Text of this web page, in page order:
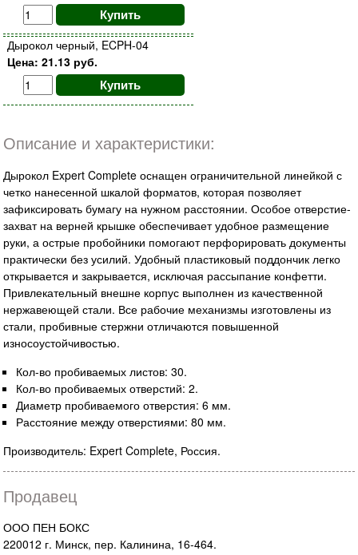
Купить
Дырокол черный, ECPH-04
Цена: 21.13 руб.
Купить
Описание и характеристики:
Дырокол Expert Complete оснащен ограничительной линейкой с
четко нанесенной шкалой форматов, которая позволяет
зафиксировать бумагу на нужном расстоянии. Особое отверстие-
захват на верней крышке обеспечивает удобное размещение
руки, а острые пробойники помогают перфорировать документы
практически без усилий. Удобный пластиковый поддончик легко
открывается и закрывается, исключая рассыпание конфетти.
Привлекательный внешне корпус выполнен из качественной
нержавеющей стали. Все рабочие механизмы изготовлены из
стали, пробивные стержни отличаются повышенной
износоустойчивостью.
Кол-во пробиваемых листов: 30.
Кол-во пробиваемых отверстий: 2.
Диаметр пробиваемого отверстия: 6 мм.
Расстояние между отверстиями: 80 мм.
Производитель: Expert Complete, Россия.
Продавец
ООО ПЕН БОКС
220012 г. Минск, пер. Калинина, 16-464.